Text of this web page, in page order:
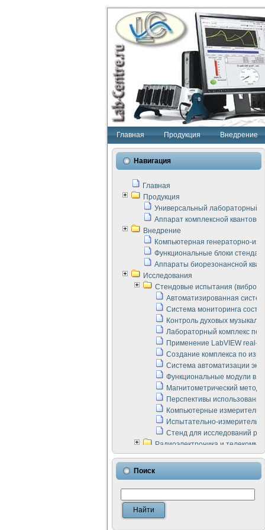
Главная Продукция Внедрение
Навигация
Главная
Продукция
Универсальный лабораторный
Аппарат комплексной
Внедрение
Компьютерная генераторно-
Функциональные блоки стенда
Аппараты биорезонансной
Исследования
Стендовые испытания
Автоматизированная
Система мониторинга
Контроль духовых
Лабораторный комплекс по
Применение LabVIEW real-
Создание комплекса по
Система автоматизации
Функциональные модули в
Магнитометрический метод
Перспективы
Компьютерные
Испытательно-
Стенд для исследований
Радиоэлектроника и
LabVIEW в расчетах
Аппаратно-программный
Виртуальный
Измерение шумовых
Измерительный
Инструменты для
Инструменты для
Поиск